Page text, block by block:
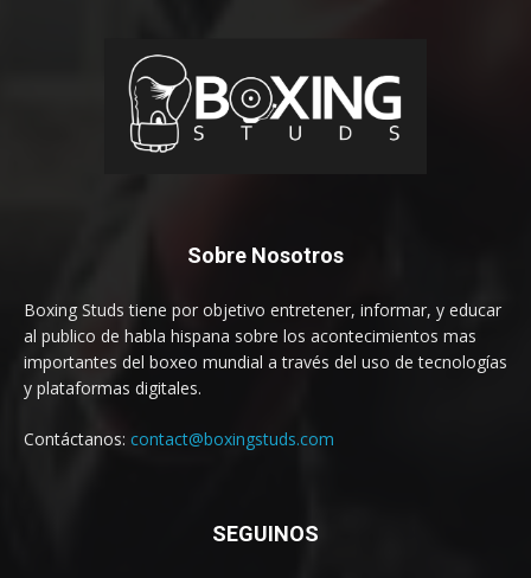
Sobre Nosotros
Boxing Studs tiene por objetivo entretener, informar, y educar
al publico de habla hispana sobre los acontecimientos mas
importantes del boxeo mundial a través del uso de tecnologías
y plataformas digitales.
Contáctanos: contact@boxingstuds.com
SEGUINOS